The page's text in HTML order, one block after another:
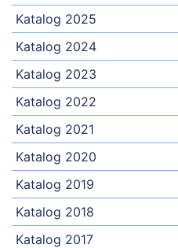
Katalog 2025
Katalog 2024
Katalog 2023
Katalog 2022
Katalog 2021
Katalog 2020
Katalog 2019
Katalog 2018
Katalog 2017